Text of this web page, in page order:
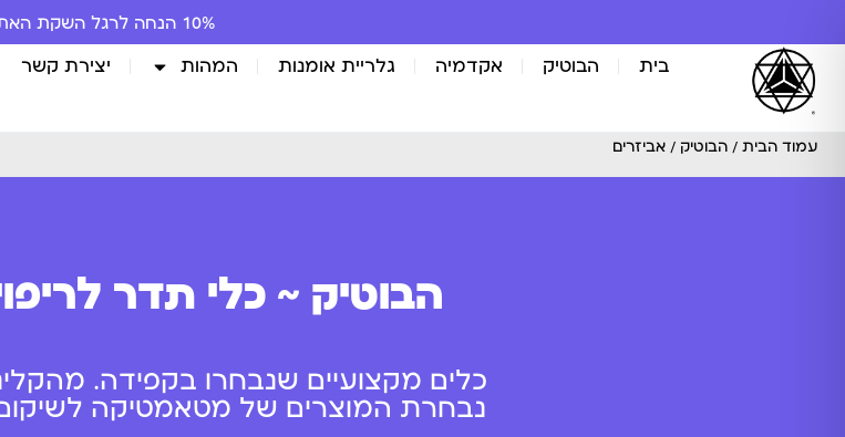
10% הנחה לרגל השקת האתר
בית הבוטיק אקדמיה גלריית אומנות המהות יצירת קשר
עמוד הבית / הבוטיק / אביזרים
הבוטיק ~ כלי תדר
כלים מקצועיים שנבחרו בקפידה.
נבחרת המוצרים של מטאמטיקה לשיקום,